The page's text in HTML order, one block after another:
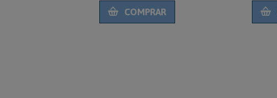
COMPRAR